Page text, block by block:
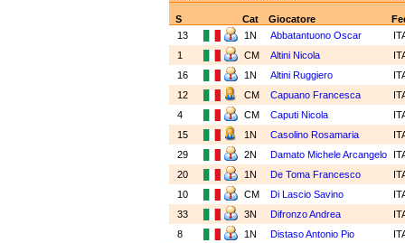
S Cat Giocatore
13
1N Abbatantuono Oscar
1
CM Altini Nicola
16
1N Altini Ruggiero
12
CM Capuano Francesca
4
CM Caputi Nicola
15
1N Casolino Rosamaria
29
2N Damato Michele Arcangelo
20
1N De Toma Francesco
10
CM Di Lascio Savino
33
3N Difronzo Andrea
8
1N Distaso Antonio Pio